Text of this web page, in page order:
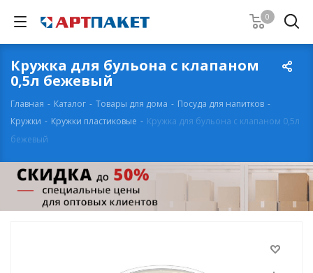
0
Кружка для бульона с клапаном
0,5л бежевый
Главная - Каталог - Товары для дома - Посуда для напитков -
Кружки - Кружки пластиковые - Кружка для бульона с клапаном 0,5л
бежевый